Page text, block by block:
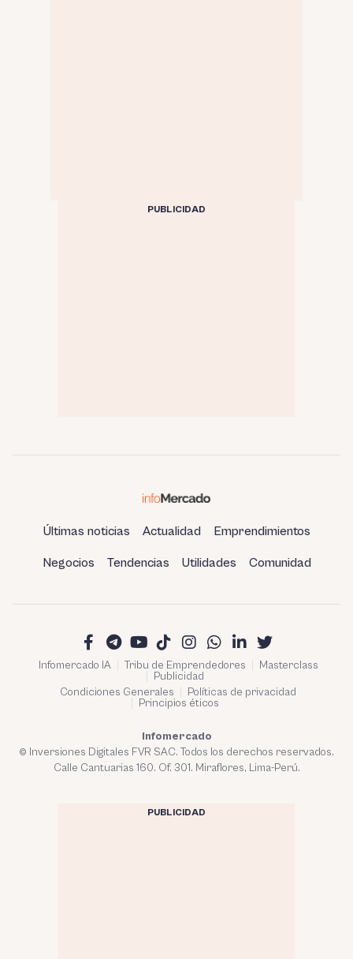
PUBLICIDAD
Últimas noticias Actualidad Emprendimientos
Negocios Tendencias Utilidades Comunidad
Infomercado IA Tribu de Emprendedores
Masterclass
Publicidad
Condiciones Generales
Políticas de privacidad
Principios éticos
Infomercado
© Inversiones Digitales FVR SAC. Todos los derechos reservados.
Calle Cantuarias 160. Of. 301. Miraflores, Lima-Perú.
PUBLICIDAD